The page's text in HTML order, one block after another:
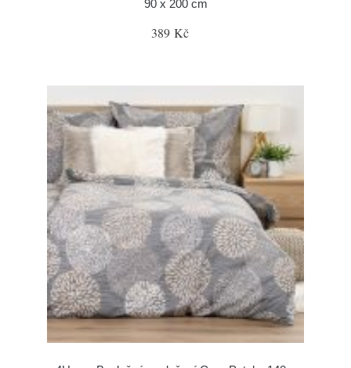
90 x 200 cm
389 Kč